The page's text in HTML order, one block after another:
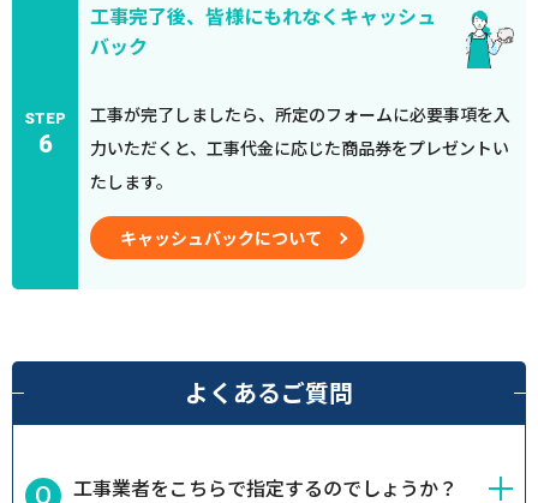
STEP
6
工事完了後、皆様にもれなくキャッシュ
バック
工事が完了しましたら、所定のフォームに必要事項を入
力いただくと、工事代金に応じた商品券をプレゼントい
たします。
キャッシュバックについて
よくあるご質問
工事業者をこちらで指定するのでしょうか？